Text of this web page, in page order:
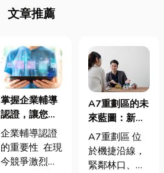
文章推薦
掌握企業輔導
認證，讓您的
品牌更具競爭
力！
企業輔導認證
的重要性 在現
今競爭激烈的
A7重劃區的未
來藍圖：新北
最受矚目的宜
居核心
A7重劃區 位
於機捷沿線，
緊鄰林口、新